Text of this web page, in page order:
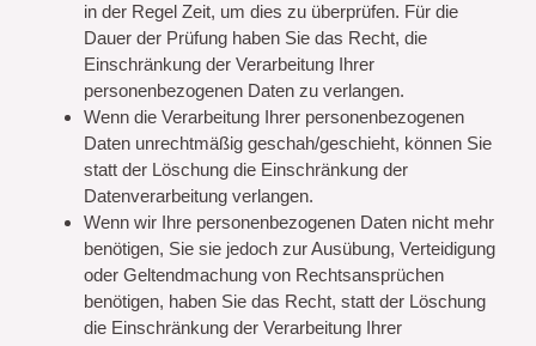
in der Regel Zeit, um dies zu überprüfen. Für die
Dauer der Prüfung haben Sie das Recht, die
Einschränkung der Verarbeitung Ihrer
personenbezogenen Daten zu verlangen.
Wenn die Verarbeitung Ihrer personenbezogenen
Daten unrechtmäßig geschah/geschieht, können Sie
statt der Löschung die Einschränkung der
Datenverarbeitung verlangen.
Wenn wir Ihre personenbezogenen Daten nicht mehr
benötigen, Sie sie jedoch zur Ausübung, Verteidigung
oder Geltendmachung von Rechtsansprüchen
benötigen, haben Sie das Recht, statt der Löschung
die Einschränkung der Verarbeitung Ihrer